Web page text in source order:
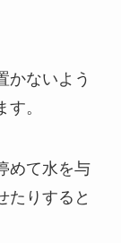
かないよう
。
めて水を与
たりすると